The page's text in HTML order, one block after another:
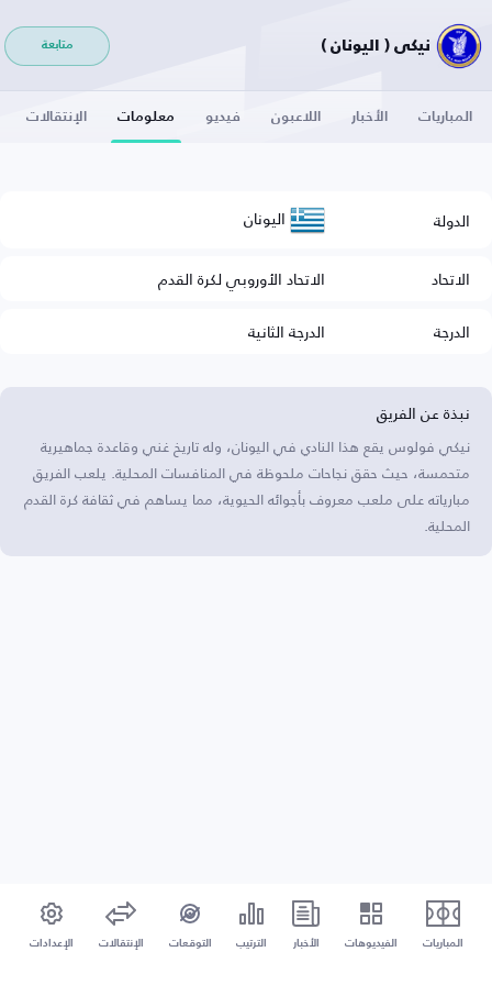
نيكي ( اليونان ) متابعة
المباريات الأخبار اللاعبون فيديو معلومات الإنتقالات
الدولة اليونان
الاتحاد
الاتحاد الأوروبي لكرة القدم
الدرجة
الدرجة الثانية
نبذة عن الفريق
نيكي فولوس يقع هذا النادي في اليونان، وله تاريخ غني وقاعدة جماهيرية
متحمسة، حيث حقق نجاحات ملحوظة في المنافسات المحلية. يلعب الفريق
مبارياته على ملعب معروف بأجوائه الحيوية، مما يساهم في ثقافة كرة القدم
المحلية.
المباريات الفيديوهات الأخبار الترتيب التوقعات الإنتقالات الإعدادات